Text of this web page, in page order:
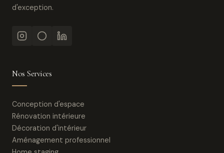
d'exception.
Nos Services
Conception d'espace
Rénovation intérieure
Décoration d'intérieur
Aménagement professionnel